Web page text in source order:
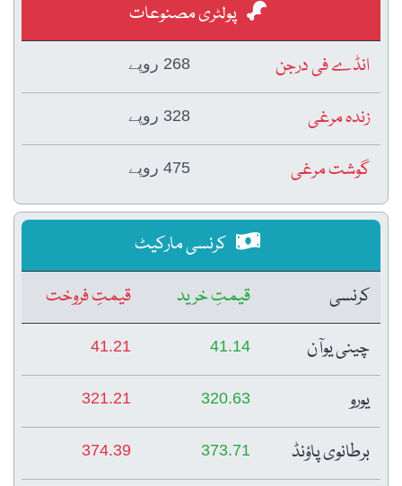
پولٹری مصنوعات
انڈے فی درجن
268 روپے
زندہ مرغی 328 روپے
گوشت مرغی 475 روپے
کرنسی مارکیٹ
کرنسی
قیمتِ خرید
قیمتِ فروخت
چینی یوآن
41.14
41.21
یورو 320.63
321.21
برطانوی پاؤنڈ 373.71
374.39